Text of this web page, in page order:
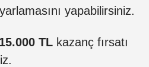
yapabilirsiniz.
15.000 TL kazanç fırsatı